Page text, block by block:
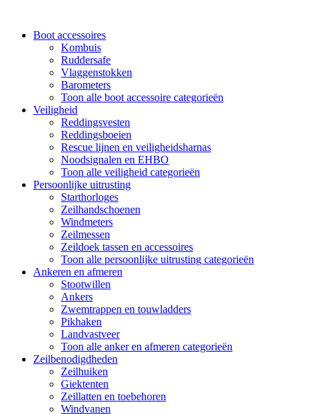
Boot accessoires
Kombuis
Ruddersafe
Vlaggenstokken
Barometers
Toon alle boot accessoire categorieën
Veiligheid
Reddingsvesten
Reddingsboeien
Rescue lijnen en veiligheidsharnas
Noodsignalen en EHBO
Toon alle veiligheid categorieën
Persoonlijke uitrusting
Starthorloges
Zeilhandschoenen
Windmeters
Zeilmessen
Zeildoek tassen en accessoires
Toon alle persoonlijke uitrusting categorieën
Ankeren en afmeren
Stootwillen
Ankers
Zwemtrappen en touwladders
Pikhaken
Landvastveer
Toon alle anker en afmeren categorieën
Zeilbenodigdheden
Zeilhuiken
Giektenten
Zeillatten en toebehoren
Windvanen